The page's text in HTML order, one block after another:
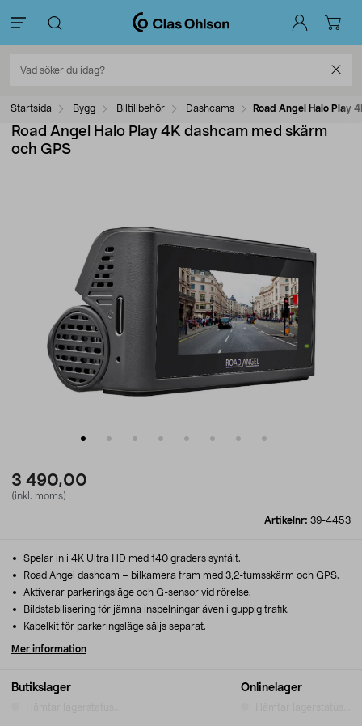
Startsida Bygg Biltillbehör Dashcams Road Angel Halo Play
Road Angel Halo Play 4K dashcam med skärm
och GPS
3 490,00
(inkl. moms)
Artikelnr: 39-4453
Butikslager Onlinelager
Spelar in i 4K Ultra HD med 140 graders synfält.
Road Angel dashcam – bilkamera fram med 3,2-tumsskärm och GPS.
Aktiverar parkeringsläge och G-sensor vid rörelse.
Bildstabilisering för jämna inspelningar även i guppig trafik.
Kabelkit för parkeringsläge säljs separat.
Mer information